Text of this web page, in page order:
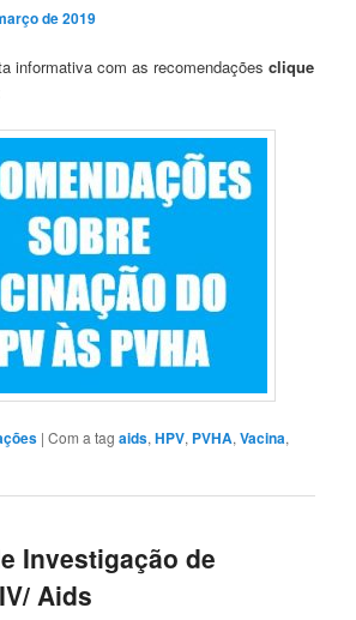
de 2019
informativa com as recomendações clique
|Com a tagaids,HPV, PVHA,Vacina,
Investigação de
Aids